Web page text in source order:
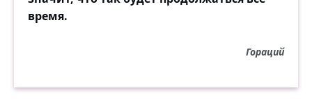
время.
Гораций